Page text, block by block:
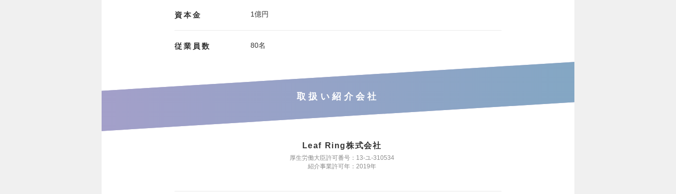
資本金 1億円
従業員数 80名
取扱い紹介会社
Leaf Ring株式会社
厚生労働大臣許可番号：13-ユ-310534
紹介事業許可年：2019年